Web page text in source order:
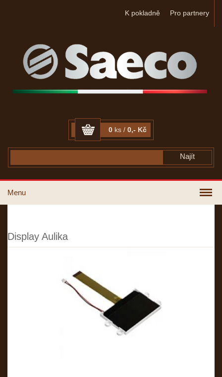
K pokladně Pro partnery
0 ks / 0,- Kč
Menu
Display Aulika